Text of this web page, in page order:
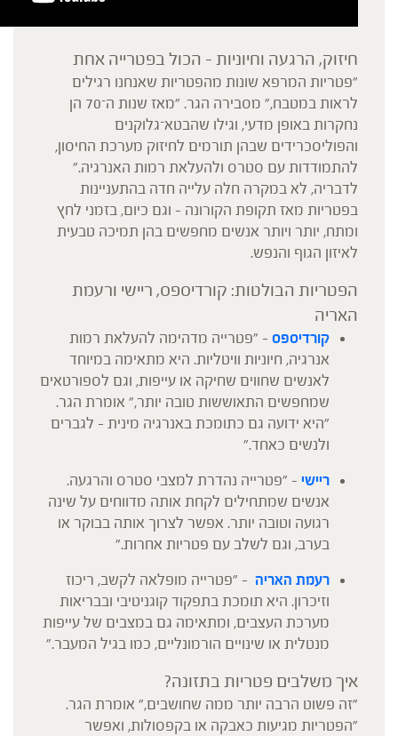
חיזוק, הרגעה וחיוניות – הכול בפטרייה אחת
"פטריות המרפא שונות מהפטריות שאנחנו רגילים
לראות במטבח," מסבירה הגר. "מאז שנות ה־70 הן
נחקרות באופן מדעי, וגילו שהבטא־גלוקנים
והפוליסכרידים שבהן תורמים לחיזוק מערכת החיסון,
להתמודדות עם סטרס ולהעלאת רמות האנרגיה."
לדבריה, לא במקרה חלה עלייה חדה בהתעניינות
בפטריות מאז תקופת הקורונה – וגם כיום, בזמני לחץ
ומתח, יותר ויותר אנשים מחפשים בהן תמיכה טבעית
לאיזון הגוף והנפש.
הפטריות הבולטות: קורדיספס, ריישי ורעמת
האריה
קורדיספס – "פטרייה מדהימה להעלאת רמות
אנרגיה, חיוניות וויטליות. היא מתאימה במיוחד
לאנשים שחווים שחיקה או עייפות, וגם לספורטאים
שמחפשים התאוששות טובה יותר," אומרת הגר.
"היא ידועה גם כתומכת באנרגיה מינית – לגברים
ולנשים כאחד."
ריישי – "פטרייה נהדרת למצבי סטרס והרגעה.
אנשים שמתחילים לקחת אותה מדווחים על שינה
רגועה וטובה יותר. אפשר לצרוך אותה בבוקר או
בערב, וגם לשלב עם פטריות אחרות."
רעמת האריה – "פטרייה מופלאה לקשב, ריכוז
וזיכרון. היא תומכת בתפקוד קוגניטיבי ובבריאות
מערכת העצבים, ומתאימה גם במצבים של עייפות
מנטלית או שינויים הורמונליים, כמו בגיל המעבר."
איך משלבים פטריות בתזונה?
"זה פשוט הרבה יותר ממה שחושבים," אומרת הגר.
"הפטריות מגיעות כאבקה או בקפסולות, ואפשר